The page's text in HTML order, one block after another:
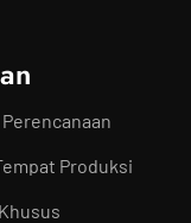
Produksi